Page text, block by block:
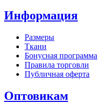
Информация
Размеры
Ткани
Бонусная программа
Правила торговли
Публичная оферта
Оптовикам